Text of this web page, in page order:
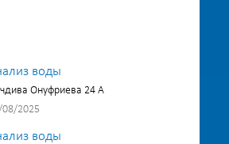
воды
Онуфриева 24 А
08/2025
воды